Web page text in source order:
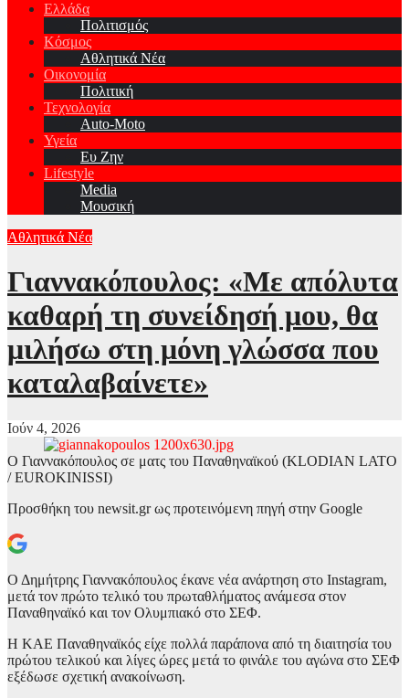
Ελλάδα
Πολιτισμός
Κόσμος
Αθλητικά Νέα
Οικονομία
Πολιτική
Τεχνολογία
Auto-Moto
Υγεία
Ευ Ζην
Lifestyle
Media
Μουσική
Αθλητικά Νέα
Γιαννακόπουλος: «Με απόλυτα
καθαρή τη συνείδησή μου, θα
μιλήσω στη μόνη γλώσσα που
καταλαβαίνετε»
Ιούν 4, 2026
Ο Γιαννακόπουλος σε ματς του Παναθηναϊκού (KLODIAN LATO
/ EUROKINISSI)
Προσθήκη του newsit.gr ως προτεινόμενη πηγή στην Google
Ο Δημήτρης Γιαννακόπουλος έκανε νέα ανάρτηση στο Ιnstagram,
μετά τον πρώτο τελικό του πρωταθλήματος ανάμεσα στον
Παναθηναϊκό και τον Ολυμπιακό στο ΣΕΦ.
Η ΚΑΕ Παναθηναϊκός είχε πολλά παράπονα από τη διαιτησία του
πρώτου τελικού και λίγες ώρες μετά το φινάλε του αγώνα στο ΣΕΦ
εξέδωσε σχετική ανακοίνωση.